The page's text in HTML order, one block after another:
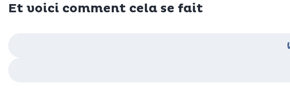
Et voici comment cela se fait